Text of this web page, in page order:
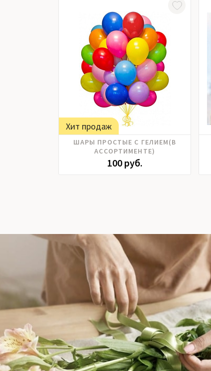
Хит продаж
ШАРЫ ПРОСТЫЕ С ГЕЛИЕМ(В
АССОРТИМЕНТЕ)
100 руб.